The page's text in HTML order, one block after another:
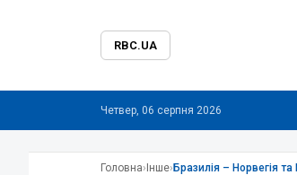
RBC.UA
Четвер, 06 серпня 2026
Головна› Інше› Бразилія – Норвегія